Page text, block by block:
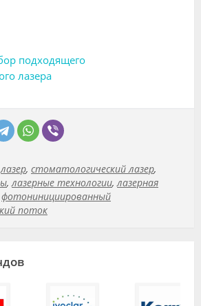
подходящего
лазера
лазер, стоматологический лазер,
,лазерные технологии,лазерная
фотонинициированный
поток